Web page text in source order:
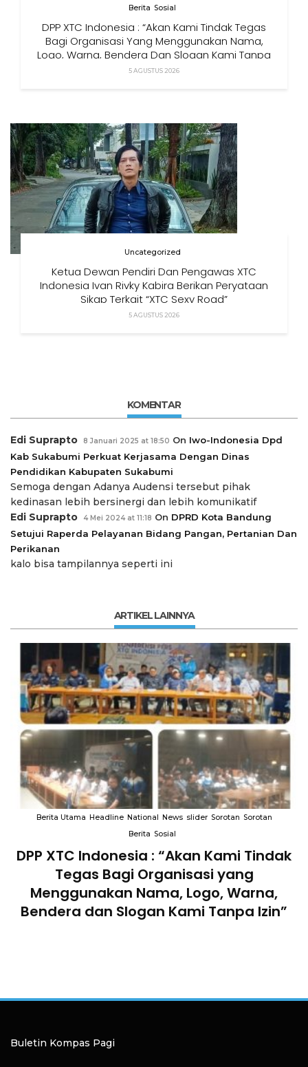
Berita Sosial
DPP XTC Indonesia : “Akan Kami Tindak Tegas
Bagi Organisasi Yang Menggunakan Nama,
Logo, Warna, Bendera Dan Slogan Kami Tanpa
Izin”
5 AGUSTUS 2026
Uncategorized
Ketua Dewan Pendiri Dan Pengawas XTC
Indonesia Ivan Rivky Kabira Berikan Peryataan
Sikap Terkait “XTC Sexy Road”
5 AGUSTUS 2026
KOMENTAR
Edi Suprapto 8 Januari 2025 at 18:50 On Iwo-Indonesia Dpd
Kab Sukabumi Perkuat Kerjasama Dengan Dinas
Pendidikan Kabupaten Sukabumi
Semoga dengan Adanya Audensi tersebut pihak
kedinasan lebih bersinergi dan lebih komunikatif
Edi Suprapto
4 Mei 2024 at 11:18 On DPRD Kota Bandung
Setujui Raperda Pelayanan Bidang Pangan, Pertanian Dan
Perikanan
kalo bisa tampilannya seperti ini
ARTIKEL LAINNYA
Berita Utama Headline National News slider Sorotan Sorotan
Berita Sosial
DPP XTC Indonesia : “Akan Kami Tindak
Tegas Bagi Organisasi yang
Menggunakan Nama, Logo, Warna,
Bendera dan Slogan Kami Tanpa Izin”
Buletin Kompas Pagi